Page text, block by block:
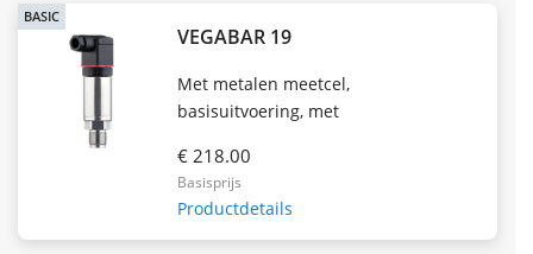
BASIC
VEGABAR 19
Met metalen meetcel,
basisuitvoering, met
€ 218.00
Basisprijs
Productdetails